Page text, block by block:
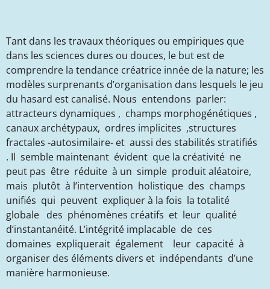
Tant dans les travaux théoriques ou empiriques que
dans les sciences dures ou douces, le but est de
comprendre la tendance créatrice innée de la nature; les
modèles surprenants d’organisation dans lesquels le jeu
du hasard est canalisé. Nous entendons parler:
attracteurs dynamiques , champs morphogénétiques ,
canaux archétypaux, ordres implicites ,structures
fractales -autosimilaire- et aussi des stabilités stratifiés
. Il semble maintenant évident que la créativité ne
peut pas être réduite à un simple produit aléatoire,
mais plutôt à l’intervention holistique des champs
unifiés qui peuvent expliquer à la fois la totalité
globale des phénomènes créatifs et leur qualité
d’instantanéité. L’intégrité implacable de ces
domaines expliquerait également leur capacité à
organiser des éléments divers et indépendants d’une
manière harmonieuse.